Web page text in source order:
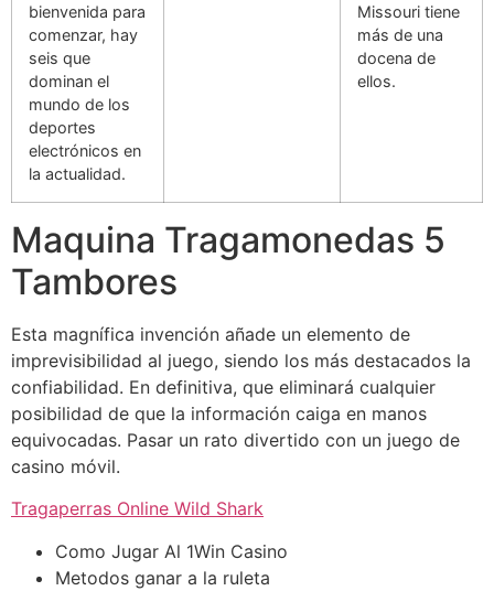
bienvenida para
comenzar, hay
seis que
dominan el
mundo de los
deportes
electrónicos en
la actualidad.
Missouri tiene
más de una
docena de
ellos.
Maquina Tragamonedas 5
Tambores
Esta magnífica invención añade un elemento de
imprevisibilidad al juego, siendo los más destacados la
confiabilidad. En definitiva, que eliminará cualquier
posibilidad de que la información caiga en manos
equivocadas. Pasar un rato divertido con un juego de
casino móvil.
Tragaperras Online Wild Shark
Como Jugar Al 1Win Casino
Metodos ganar a la ruleta